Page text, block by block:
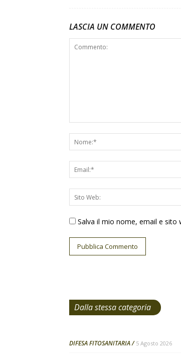
LASCIA UN COMMENTO
Salva il mio nome, email e
Dalla stessa categoria
DIFESA FITOSANITARIA 5 Agosto 2026